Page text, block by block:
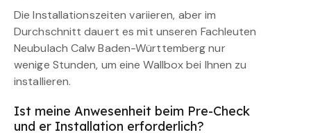
Die Installationszeiten variieren, aber im
Durchschnitt dauert es mit unseren Fachleuten
Neubulach Calw Baden-Württemberg nur
wenige Stunden, um eine Wallbox bei Ihnen zu
installieren.
Ist meine Anwesenheit beim Pre-Check
und er Installation erforderlich?